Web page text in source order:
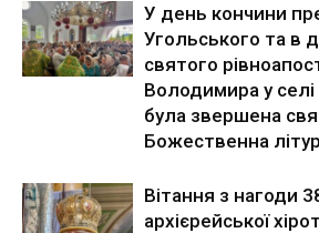
У день кончини
Угольського та в
святого
Володимира у
була звершена
Божественна
Вітання з нагоди
архієрейської